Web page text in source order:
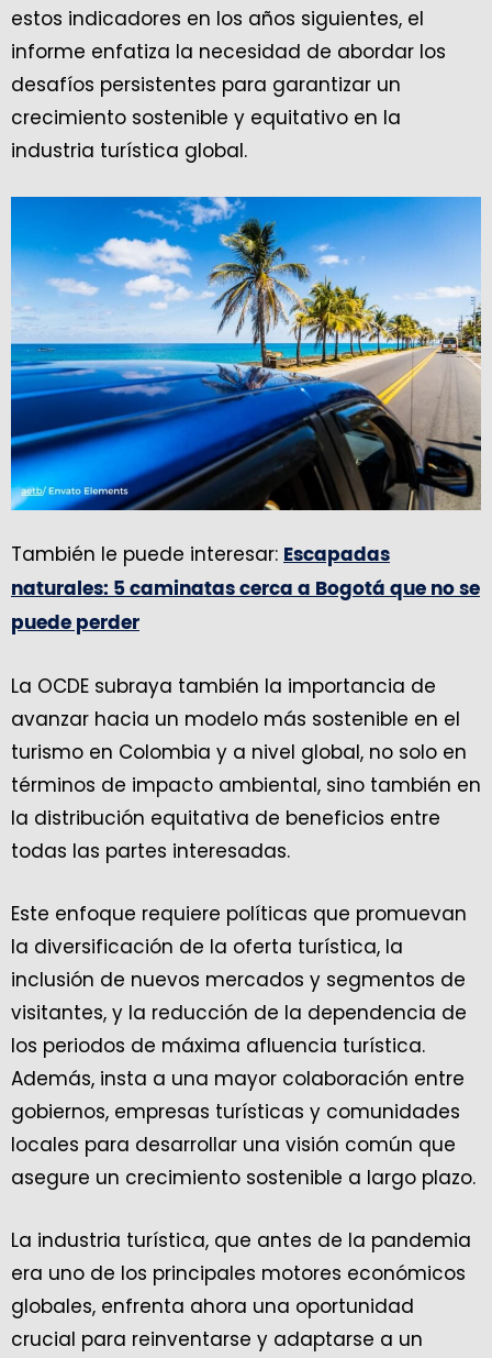
estos indicadores en los años siguientes, el
informe enfatiza la necesidad de abordar los
desafíos persistentes para garantizar un
crecimiento sostenible y equitativo en la
industria turística global.
También le puede interesar: Escapadas
naturales: 5 caminatas cerca a Bogotá que no se
puede perder
La OCDE subraya también la importancia de
avanzar hacia un modelo más sostenible en el
turismo en Colombia y a nivel global, no solo en
términos de impacto ambiental, sino también en
la distribución equitativa de beneficios entre
todas las partes interesadas.
Este enfoque requiere políticas que promuevan
la diversificación de la oferta turística, la
inclusión de nuevos mercados y segmentos de
visitantes, y la reducción de la dependencia de
los periodos de máxima afluencia turística.
Además, insta a una mayor colaboración entre
gobiernos, empresas turísticas y comunidades
locales para desarrollar una visión común que
asegure un crecimiento sostenible a largo plazo.
La industria turística, que antes de la pandemia
era uno de los principales motores económicos
globales, enfrenta ahora una oportunidad
crucial para reinventarse y adaptarse a un